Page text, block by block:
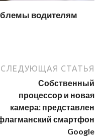
водителям
СЛЕДУЮЩАЯ СТАТЬЯ
Собственный
процессор и новая
камера: представлен
смартфон
Google